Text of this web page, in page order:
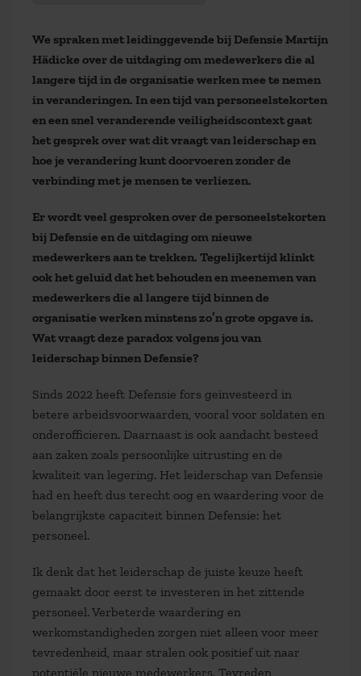
We spraken met leidinggevende bij Defensie Martijn
Hädicke over de uitdaging om medewerkers die al
langere tijd in de organisatie werken mee te nemen
in veranderingen. In een tijd van personeelstekorten
en een snel veranderende veiligheidscontext gaat
het gesprek over wat dit vraagt van leiderschap en
hoe je verandering kunt doorvoeren zonder de
verbinding met je mensen te verliezen.
Er wordt veel gesproken over de personeelstekorten
bij Defensie en de uitdaging om nieuwe
medewerkers aan te trekken. Tegelijkertijd klinkt
ook het geluid dat het behouden en meenemen van
medewerkers die al langere tijd binnen de
organisatie werken minstens zo’n grote opgave is.
Wat vraagt deze paradox volgens jou van
leiderschap binnen Defensie?
Sinds 2022 heeft Defensie fors geïnvesteerd in
betere arbeidsvoorwaarden, vooral voor soldaten en
onderofficieren. Daarnaast is ook aandacht besteed
aan zaken zoals persoonlijke uitrusting en de
kwaliteit van legering. Het leiderschap van Defensie
had en heeft dus terecht oog en waardering voor de
belangrijkste capaciteit binnen Defensie: het
personeel.
Ik denk dat het leiderschap de juiste keuze heeft
gemaakt door eerst te investeren in het zittende
personeel. Verbeterde waardering en
werkomstandigheden zorgen niet alleen voor meer
tevredenheid, maar stralen ook positief uit naar
potentiële nieuwe medewerkers. Tevreden